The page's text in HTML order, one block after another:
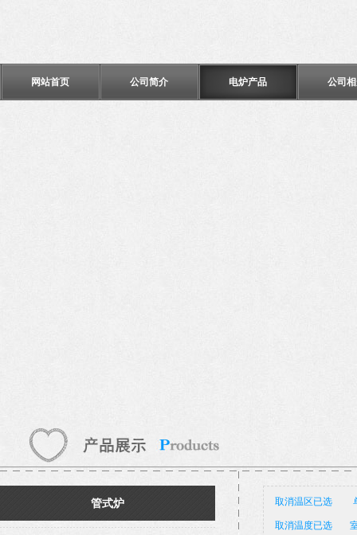
网站首页 公司简介 电炉产品 公司
管式炉 取消温区已选
取消温度已选